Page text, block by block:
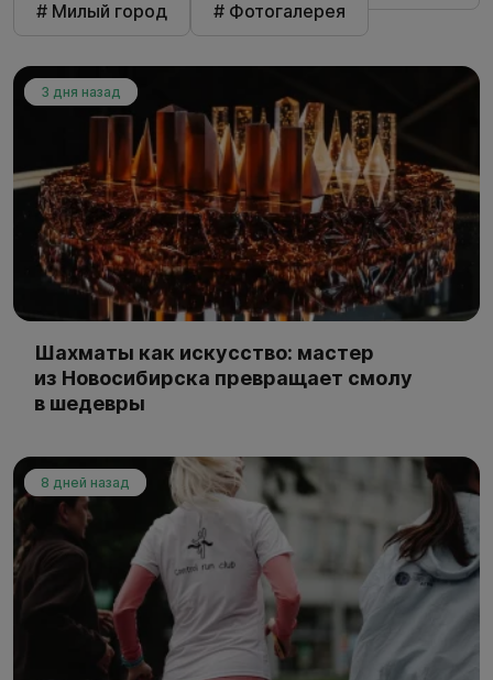
# Милый город # Фотогалерея
3 дня назад
Шахматы как искусство: мастер
из Новосибирска превращает смолу
в шедевры
8 дней назад